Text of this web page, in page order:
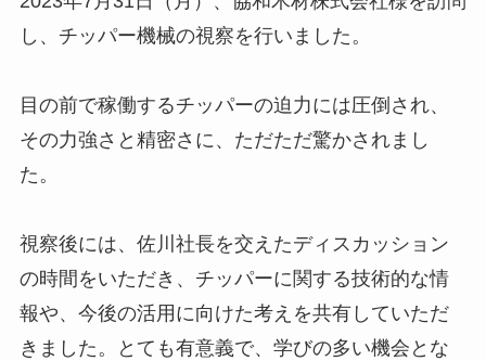
し、チッパー機械の視察を行いました。
目の前で稼働するチッパーの迫力には圧倒され、
その力強さと精密さに、ただただ驚かされまし
た。
視察後には、佐川社長を交えたディスカッション
の時間をいただき、チッパーに関する技術的な情
報や、今後の活用に向けた考えを共有していただ
きました。とても有意義で、学びの多い機会とな